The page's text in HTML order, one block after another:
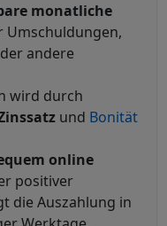
monatliche
Umschuldungen,
andere
wird durch
und Bonität
online
positiver
die Auszahlung in